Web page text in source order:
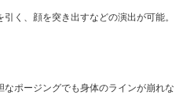
く、顔を突き出すなどの演出が可能。
ポージングでも身体のラインが崩れな